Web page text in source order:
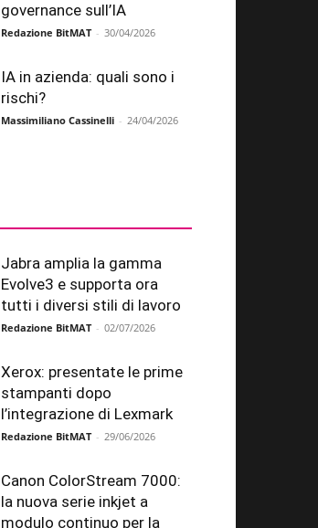
governance sull’IA
Redazione BitMAT - 30/04/2026
IA in azienda: quali sono i
rischi?
Massimiliano Cassinelli - 24/04/2026
Jabra amplia la gamma
Evolve3 e supporta ora
tutti i diversi stili di lavoro
Redazione BitMAT - 02/07/2026
Xerox: presentate le prime
stampanti dopo
l’integrazione di Lexmark
Redazione BitMAT - 29/06/2026
Canon ColorStream 7000:
la nuova serie inkjet a
modulo continuo per la